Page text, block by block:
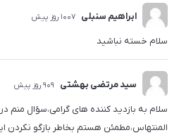
ابراهیم سنبلی 1007 روز پیش
سلام خسته نباشید
سید مرتضی بهشتی 909 روز پیش
سلام به بازدید کننده های گرامی،سؤال منم
المنتهاس،مطمئن هستم بخاطر بازگو